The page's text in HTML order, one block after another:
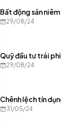
Bất động sản
29/08/24
Quỹ đầu tư trái
29/08/24
Chênh lệch tín
31/05/24